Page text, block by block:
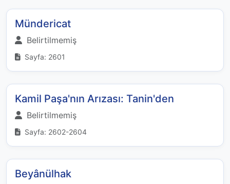
Mündericat
Belirtilmemiş
Sayfa: 2601
Kamil Paşa'nın Arızası: Tanin'den
Belirtilmemiş
Sayfa: 2602-2604
Beyânülhak